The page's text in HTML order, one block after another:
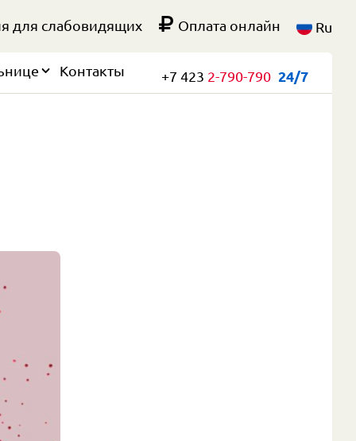
для слабовидящих Оплата онлайн Ru
Контакты +7 423 2-790-790 24/7